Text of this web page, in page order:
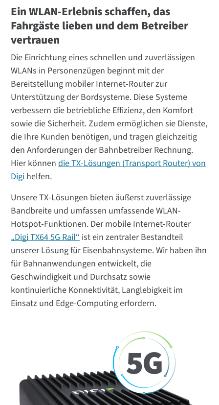
Ein WLAN-Erlebnis schaffen, das
Fahrgäste lieben und dem Betreiber
vertrauen
Die Einrichtung eines schnellen und zuverlässigen
WLANs in Personenzügen beginnt mit der
Bereitstellung mobiler Internet-Router zur
Unterstützung der Bordsysteme. Diese Systeme
verbessern die betriebliche Effizienz, den Komfort
sowie die Sicherheit. Zudem ermöglichen sie Dienste,
die Ihre Kunden benötigen, und tragen gleichzeitig
den Anforderungen der Bahnbetreiber Rechnung.
Hier könnendie TX-Lösungen (Transport Router) von
Digihelfen.
Unsere TX-Lösungen bieten äußerst zuverlässige
Bandbreite und umfassen umfassende WLAN-
Hotspot-Funktionen. Der mobile Internet-Router
„Digi TX64 5G Rail“ist ein zentraler Bestandteil
unserer Lösung für Eisenbahnsysteme. Wir haben ihn
für Bahnanwendungen entwickelt, die
Geschwindigkeit und Durchsatz sowie
kontinuierliche Konnektivität, Langlebigkeit im
Einsatz und Edge-Computing erfordern.